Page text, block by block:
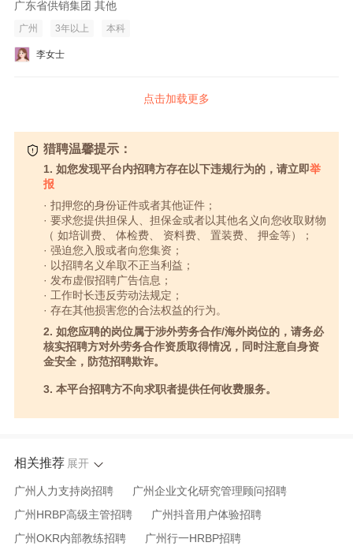
广东省供销集团 其他
广州 3年以上 本科
李女士
点击加载更多
猎聘温馨提示：
1. 如您发现平台内招聘方存在以下违规行为的，请立即举
报
· 扣押您的身份证件或者其他证件；
· 要求您提供担保人、担保金或者以其他名义向您收取财物
（ 如培训费、 体检费、 资料费、 置装费、 押金等）；
· 强迫您入股或者向您集资；
· 以招聘名义牟取不正当利益；
· 发布虚假招聘广告信息；
· 工作时长违反劳动法规定；
· 存在其他损害您的合法权益的行为。
2. 如您应聘的岗位属于涉外劳务合作/海外岗位的，请务必
核实招聘方对外劳务合作资质取得情况，同时注意自身资
金安全，防范招聘欺诈。
3. 本平台招聘方不向求职者提供任何收费服务。
相关推荐 展开
广州人力支持岗招聘
广州企业文化研究管理顾问招聘
广州HRBP高级主管招聘
广州抖音用户体验招聘
广州OKR内部教练招聘
广州行一HRBP招聘